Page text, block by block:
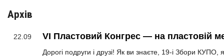
Архів
22.09 VI Пластовий Конгрес — на пластовій
Дорогі подруги і друзі! Як ви знаєте, 19-і Збори КУПО,